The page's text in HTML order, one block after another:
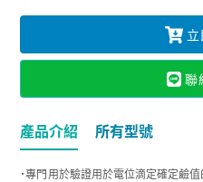
聯
產品介紹 所有型號
˙專門用於驗證用於電位滴定確定鹼